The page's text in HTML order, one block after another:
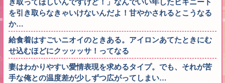
き取ってほしいんですけど！」なんでいい年したヒキニート
を引き取らなきゃいけないんだよ！甘やかされるとこうなる
か…
給食着はすごいニオイのときある。アイロンあてたときにむ
せ込むほどにクッッッサ！ってなる
妻はわかりやすい愛情表現を求めるタイプ。でも、それが苦
手な俺との温度差が少しずつ広がってしまい…